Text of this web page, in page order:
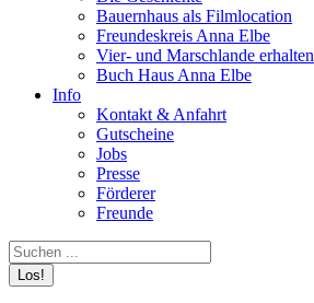
Bauernhaus als Filmlocation
Freundeskreis Anna Elbe
Vier- und Marschlande erhalten
Buch Haus Anna Elbe
Info
Kontakt & Anfahrt
Gutscheine
Jobs
Presse
Förderer
Freunde
Search: